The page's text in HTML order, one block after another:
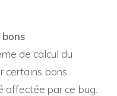
de calcul du
certains bons.
affectée par ce bug.